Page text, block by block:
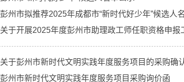
彭州市拟推荐2025年成都市“新时代好少年”候选人
关于开展2025年度彭州市助理政工师任职资格申报
关于彭州市新时代文明实践年度服务项目的采购确
彭州市新时代文明实践年度服务项目采购询价函